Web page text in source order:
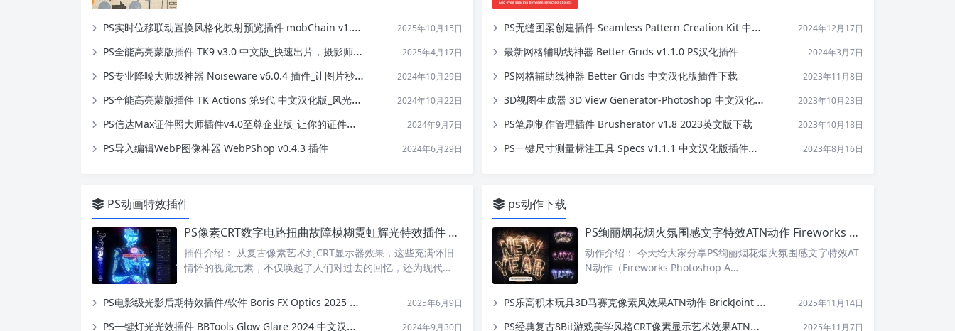
PS实时位移联动置换风格化映射预览插件 mobChain v1.1.5 中英文版 2025年10月15日
PS全能高亮蒙版插件 TK9 v3.0 中文版_快速出片，摄影师的神级工具！ 2025年4月17日
PS专业降噪大师级神器 Noiseware v6.0.4 插件_让图片秒变质感大片！ 2024年10月29日
PS全能高亮蒙版插件 TK Actions 第9代 中文汉化版_风光摄影神器！ 2024年10月22日
PS信达Max证件照大师插件v4.0至尊企业版_让你的证件照刷爆朋友圈 ！ 2024年9月7日
PS导入编辑WebP图像神器 WebPShop v0.4.3 插件 2024年6月29日
PS无缝图案创建插件 Seamless Pattern Creation Kit 中文汉化版 2024年12月17日
最新网格辅助线神器 Better Grids v1.1.0 PS汉化插件 2024年3月7日
PS网格辅助线神器 Better Grids 中文汉化版插件下载 2023年11月8日
3D视图生成器 3D View Generator-Photoshop 中文汉化版插件下载 2023年10月23日
PS笔刷制作管理插件 Brusherator v1.8 2023英文版下载 2023年10月18日
PS一键尺寸测量标注工具 Specs v1.1.1 中文汉化版插件下载 2023年8月16日
PS动画特效插件
PS像素CRT数字电路扭曲故障模糊霓虹辉光特效插件 Waveloq v1.0.4 中英文版
插件介绍： 从复古像素艺术到CRT显示器效果，这些充满怀旧
情怀的视觉元素，不仅唤起了人们对过去的回忆，还为现代…
PS电影级光影后期特效插件/软件 Boris FX Optics 2025 中文汉化版 2025年6月9日
PS一键灯光光效插件 BBTools Glow Glare 2024 中文汉化版 2024年9月30日
ps动作下载
PS绚丽烟花烟火氛围感文字特效ATN动作 Fireworks Photoshop Action
动作介绍： 今天给大家分享PS绚丽烟花烟火氛围感文字特效AT
N动作（Fireworks Photoshop A…
PS乐高积木玩具3D马赛克像素风效果ATN动作 BrickJoint Effect Action 2025年11月14日
PS经典复古8Bit游戏美学风格CRT像素显示艺术效果ATN动作 Dither Joint Effect Action 2025年11月7日